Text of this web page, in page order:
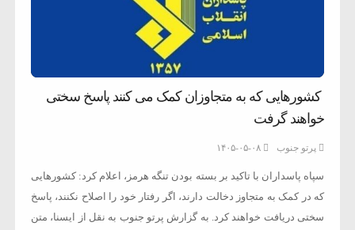
کشورهایی که به متجاوزان کمک می کنند پاسخ سختی
خواهند گرفت
پرتو جنوب ۱۴۰۵-۰۵-۰۸
سپاه پاسداران با تاکید بر بسته بودن تنگه هرمز، اعلام کرد: کشورهایی
که در کمک به متجاوز دخالت دارند، اگر رفتار خود را اصلاح نکنند، پاسخ
سختی دریافت خواهند کرد. به گزارش پرتو جنوب به نقل از ایسنا، متن